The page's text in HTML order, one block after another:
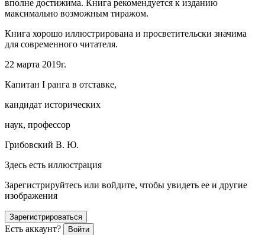
вполне достижима. Книга рекомендуется к изданию
максимально возможным тиражом.
Книга хорошо иллюстрирована и просветительски значима
для современного читателя.
22 марта 2019г.
Капитан I ранга в отставке,
кандидат исторических
наук, профессор
Грибовский В. Ю.
Здесь есть иллюстрация
Зарегистрируйтесь или войдите, чтобы увидеть ее и другие
изображения
Зарегистрироваться
Есть аккаунт? Войти